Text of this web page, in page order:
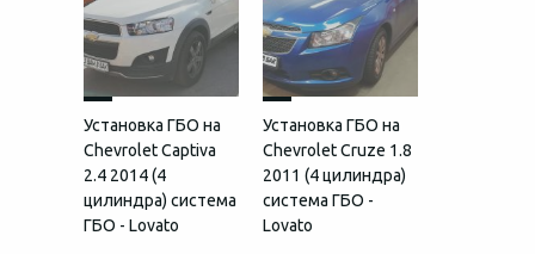
Установка ГБО на
Chevrolet Captiva
2.4 2014 (4
цилиндра) система
ГБО - Lovato
Установка ГБО на
Chevrolet Cruze 1.8
2011 (4 цилиндра)
система ГБО -
Lovato